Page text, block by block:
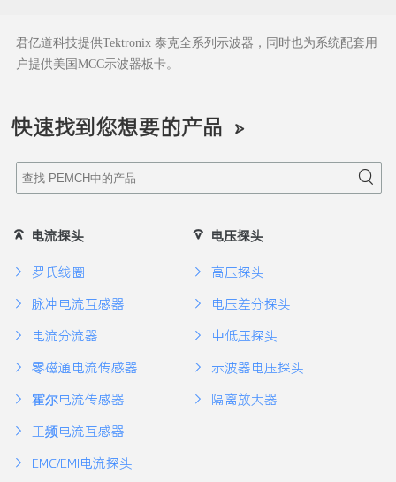
君亿道科技提供Tektronix 泰克全系列示波器，同时也为系统配套用
户提供美国MCC示波器板卡。
快速找到您想要的产品
电流探头
罗氏线圈
脉冲电流互感器
电流分流器
零磁通电流传感器
霍尔电流传感器
工频电流互感器
EMC/EMI电流探头
电压探头
高压探头
电压差分探头
中低压探头
示波器电压探头
隔离放大器